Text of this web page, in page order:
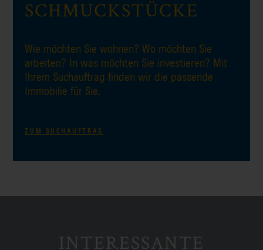
SCHMUCKSTÜCKE
Wie möchten Sie wohnen? Wo möchten Sie
arbeiten? In was möchten Sie investieren? Mit
Ihrem Suchauftrag finden wir die passende
Immobilie für Sie.
ZUM SUCHAUFTRAG
INTERESSANTE